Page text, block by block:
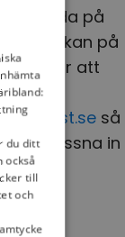
på
på
För att
ett
så
att lyssna in
du ditt
också
till
och